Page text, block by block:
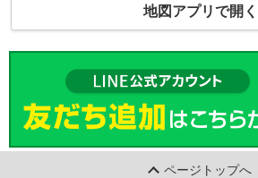
地図アプリで開く
ページトップへ